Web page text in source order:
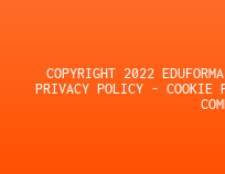
COPYRIGHT 2022
PRIVACY POLICY- COOKIE